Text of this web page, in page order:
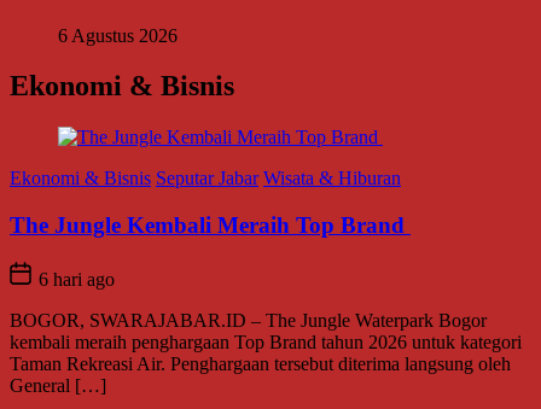
6 Agustus 2026
Ekonomi & Bisnis
Ekonomi & Bisnis Seputar Jabar Wisata & Hiburan
The Jungle Kembali Meraih Top Brand
6 hari ago
BOGOR, SWARAJABAR.ID – The Jungle Waterpark Bogor
kembali meraih penghargaan Top Brand tahun 2026 untuk kategori
Taman Rekreasi Air. Penghargaan tersebut diterima langsung oleh
General […]